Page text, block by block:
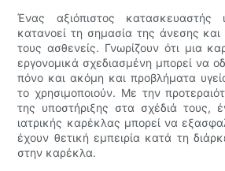
Ένας αξιόπιστος κατασκευαστής
κατανοεί τη σημασία της άνεσης και
τους ασθενείς. Γνωρίζουν ότι μια
εργονομικά σχεδιασμένη μπορεί να
πόνο και ακόμη και προβλήματα
το χρησιμοποιούν. Με την
της υποστήριξης στα σχέδιά τους,
ιατρικής καρέκλας μπορεί να
έχουν θετική εμπειρία κατά τη
στην καρέκλα.